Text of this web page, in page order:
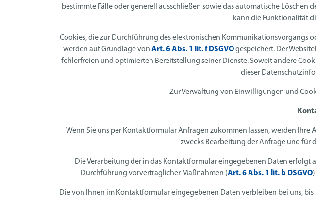
bestimmte Fälle oder generell ausschließen sowie das automatische Löschen
kann die Funktionalität
Cookies, die zur Durchführung des elektronischen Kommunikationsvorgangs
werden auf Grundlage von Art. 6 Abs. 1 lit. f DSGVOgespeichert. Der
fehlerfreien und optimierten Bereitstellung seiner Dienste. Soweit andere
dieser
Zur Verwaltung von Einwilligungen und
Wenn Sie uns per Kontaktformular Anfragen zukommen lassen, werden
zwecks Bearbeitung der Anfrage und für
Die Verarbeitung der in das Kontaktformular eingegebenen Daten erfolgt
Durchführung vorvertraglicher Maßnahmen (Art. 6 Abs. 1 lit. b DSGVO
Die von Ihnen im Kontaktformular eingegebenen Daten verbleiben bei uns,